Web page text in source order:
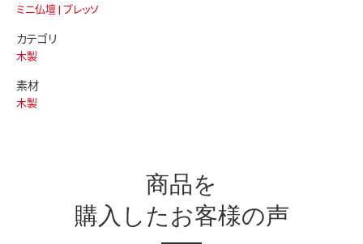
ミニ仏壇 | プレッソ
カテゴリ
木製
素材
木製
商品を
購入したお客様の声